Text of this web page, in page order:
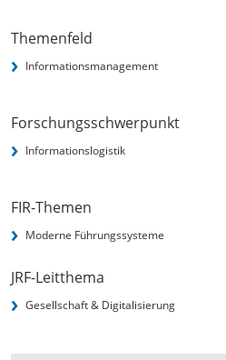
Themenfeld
Informationsmanagement
Forschungsschwerpunkt
Informationslogistik
FIR-Themen
Moderne Führungssysteme
JRF-Leitthema
Gesellschaft & Digitalisierung